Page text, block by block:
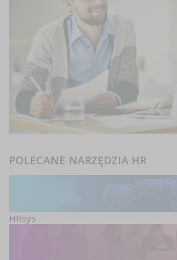
POLECANE NARZĘDZIA HR
HRsys